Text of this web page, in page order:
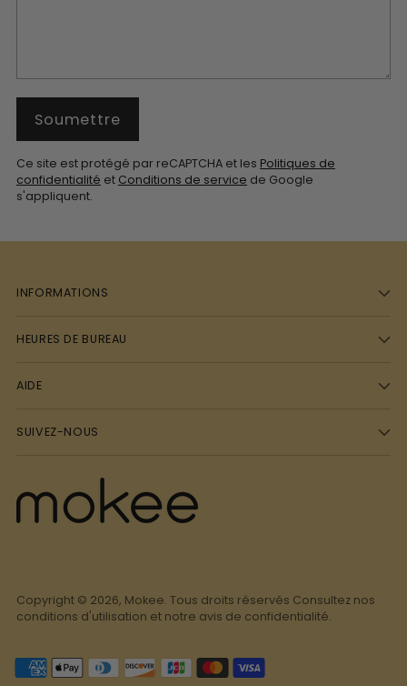
Soumettre
Ce site est protégé par reCAPTCHA et les Politiques de
confidentialité et Conditions de service de Google
s'appliquent.
INFORMATIONS
HEURES DE BUREAU
AIDE
SUIVEZ-NOUS
Copyright © 2026, Mokee. Tous droits réservés Consultez nos
conditions d'utilisation et notre avis de confidentialité.